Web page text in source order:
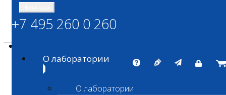
+7 495 260 0 260
О лаборатории
О лаборатории